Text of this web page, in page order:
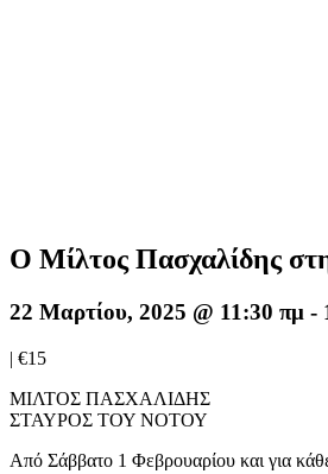
Ο Μίλτος Πασχαλίδης
22 Μαρτίου, 2025 @ 11:30 πμ -
| €15
ΜΙΛΤΟΣ ΠΑΣΧΑΛΙΔΗΣ
ΣΤΑΥΡΟΣ ΤΟΥ ΝΟΤΟΥ
Από Σάββατο 1 Φεβρουαρίου και για